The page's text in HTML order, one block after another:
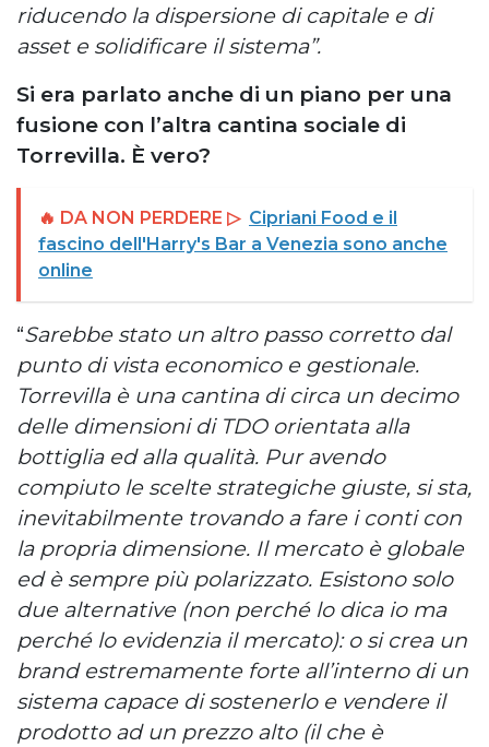
riducendo la dispersione di capitale e di
asset e solidificare il sistema”.
Si era parlato anche di un piano per una
fusione con l’altra cantina sociale di
Torrevilla. È vero?
🔥 DA NON PERDERE ▷ Cipriani Food e il
fascino dell'Harry's Bar a Venezia sono anche
online
“Sarebbe stato un altro passo corretto dal
punto di vista economico e gestionale.
Torrevilla è una cantina di circa un decimo
delle dimensioni di TDO orientata alla
bottiglia ed alla qualità. Pur avendo
compiuto le scelte strategiche giuste, si sta,
inevitabilmente trovando a fare i conti con
la propria dimensione. Il mercato è globale
ed è sempre più polarizzato. Esistono solo
due alternative (non perché lo dica io ma
perché lo evidenzia il mercato): o si crea un
brand estremamente forte all’interno di un
sistema capace di sostenerlo e vendere il
prodotto ad un prezzo alto (il che è